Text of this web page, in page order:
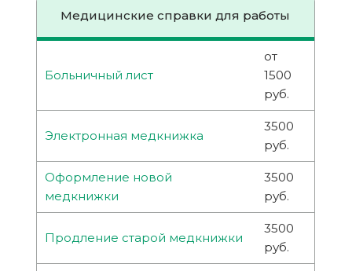
Медицинские справки для работы
Больничный лист
от
1500
руб.
Электронная медкнижка
3500
руб.
Оформление новой
медкнижки
3500
руб.
Продление старой медкнижки
3500
руб.